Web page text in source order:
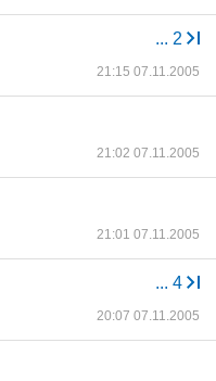
... 2
21:15 07.11.2005
21:02 07.11.2005
21:01 07.11.2005
... 4
20:07 07.11.2005